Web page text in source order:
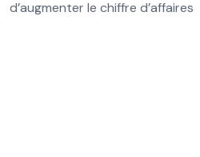
d’augmenter le chiffre d’affaires